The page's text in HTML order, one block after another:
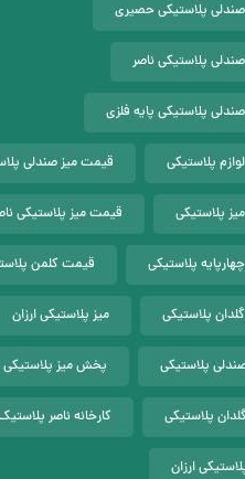
پلاستیکی حصیری
پلاستیکی ناصر
پلاستیکی پایه فلزی
پلاستیکی قیمت میز صندلی
پلاستیکی قیمت میز پلاستیکی
پلاستیکی قیمت کلمن
پلاستیکی میز پلاستیکی ارزان
پلاستیکی پخش میز پلاستیکی
پلاستیکی کارخانه ناصر
ارزان